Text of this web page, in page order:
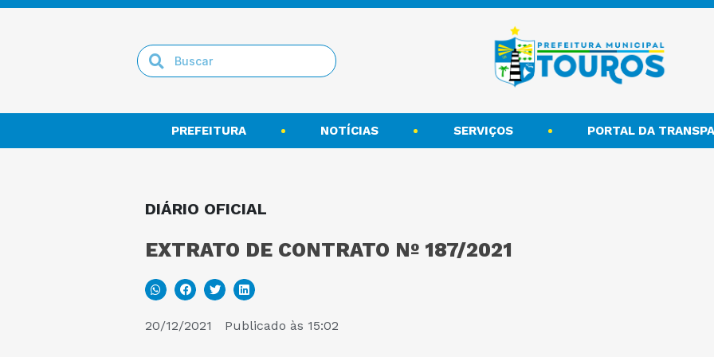
PREFEITURA NOTÍCIAS SERVIÇOS PORTAL DA
DIÁRIO OFICIAL
EXTRATO DE CONTRATO Nº 187/2021
20/12/2021 Publicado às 15:02